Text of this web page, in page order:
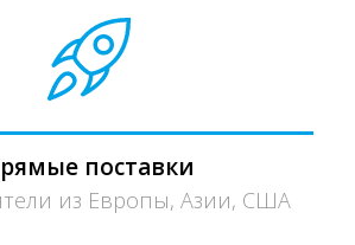
поставки
из Европы, Азии, США